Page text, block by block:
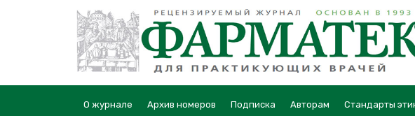
О журнале Архив номеров Подписка Авторам Стандарты